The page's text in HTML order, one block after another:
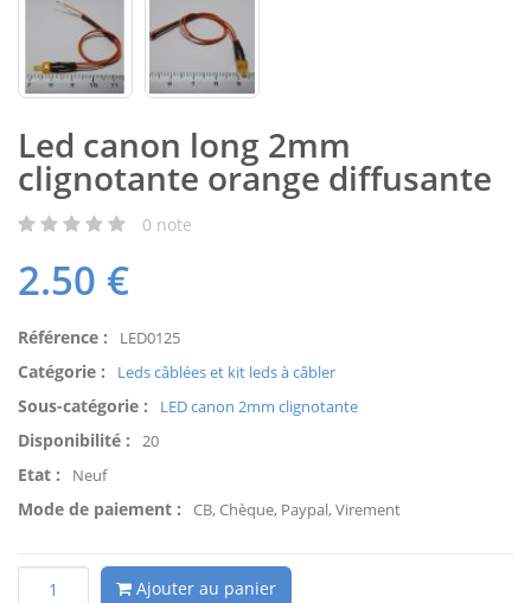
Led canon long 2mm
clignotante orange diffusante
0 note
2.50 €
Référence : LED0125
Catégorie : Leds câblées et kit leds à câbler
Sous-catégorie : LED canon 2mm clignotante
Disponibilité : 20
Etat : Neuf
Mode de paiement : CB, Chèque, Paypal, Virement
Ajouter au panier